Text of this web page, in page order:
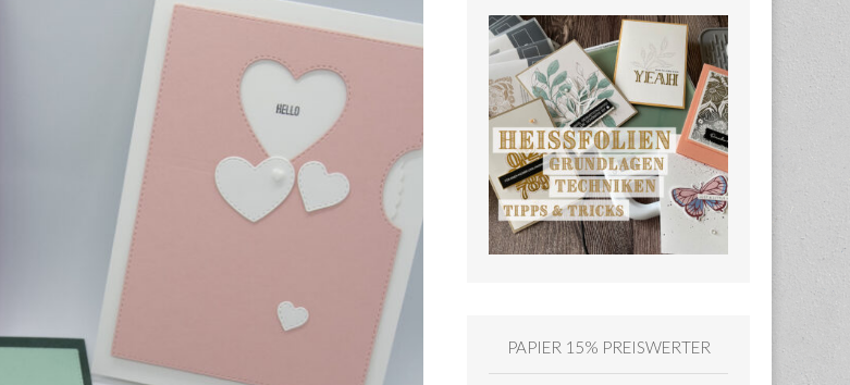
PAPIER 15% PREISWERTER